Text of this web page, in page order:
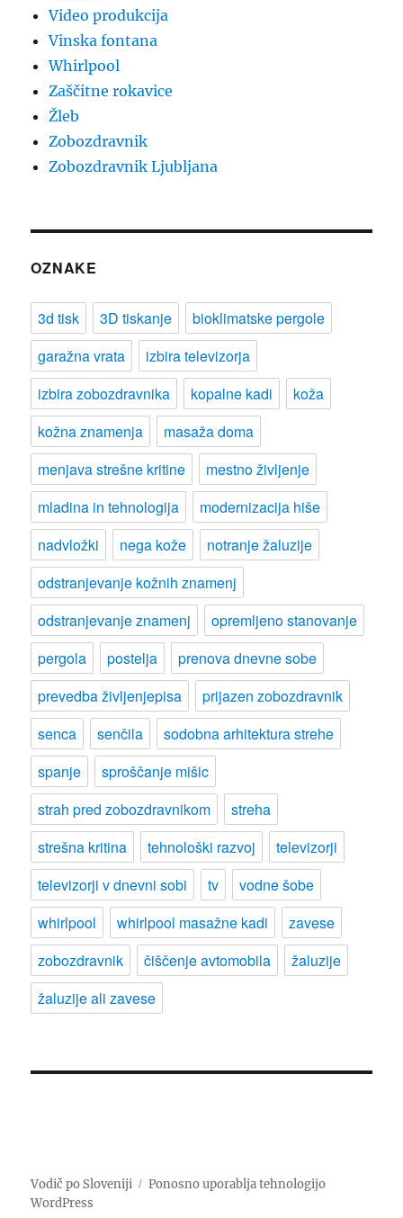
Video produkcija
Vinska fontana
Whirlpool
Zaščitne rokavice
Žleb
Zobozdravnik
Zobozdravnik Ljubljana
OZNAKE
3d tisk 3D tiskanje
bioklimatske pergole
garažna vrata
izbira televizorja
izbira zobozdravnika
kopalne kadi
koža
kožna znamenja
masaža doma
menjava strešne kritine
mestno življenje
mladina in tehnologija
modernizacija hiše
nadvložki
nega kože
notranje žaluzije
odstranjevanje kožnih znamenj
odstranjevanje znamenj
opremljeno stanovanje
pergola
postelja
prenova dnevne sobe
prevedba življenjepisa
prijazen zobozdravnik
senca
senčila
sodobna arhitektura strehe
spanje
sproščanje mišic
strah pred zobozdravnikom
streha
strešna kritina
tehnološki razvoj
televizorji
televizorji v dnevni sobi
tv
vodne šobe
whirlpool
whirlpool masažne kadi
zavese
zobozdravnik
čiščenje avtomobila
žaluzije
žaluzije ali zavese
Vodič po Sloveniji
Ponosno uporablja tehnologijo
WordPress